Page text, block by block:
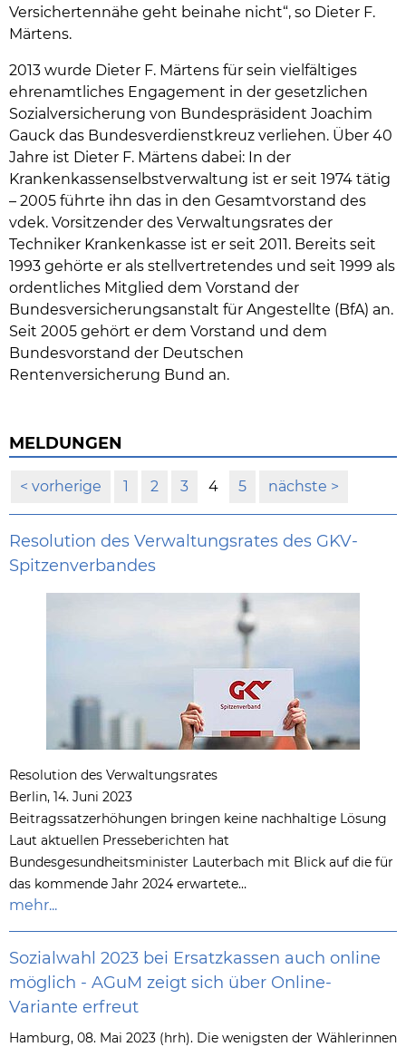
Versichertennähe geht beinahe nicht“, so Dieter F.
Märtens.
2013 wurde Dieter F. Märtens für sein vielfältiges
ehrenamtliches Engagement in der gesetzlichen
Sozialversicherung von Bundespräsident Joachim
Gauck das Bundesverdienstkreuz verliehen. Über 40
Jahre ist Dieter F. Märtens dabei: In der
Krankenkassenselbstverwaltung ist er seit 1974 tätig
– 2005 führte ihn das in den Gesamtvorstand des
vdek. Vorsitzender des Verwaltungsrates der
Techniker Krankenkasse ist er seit 2011. Bereits seit
1993 gehörte er als stellvertretendes und seit 1999 als
ordentliches Mitglied dem Vorstand der
Bundesversicherungsanstalt für Angestellte (BfA) an.
Seit 2005 gehört er dem Vorstand und dem
Bundesvorstand der Deutschen
Rentenversicherung Bund an.
MELDUNGEN
vorherige 1 2 3 4 5 nächste
Resolution des Verwaltungsrates des GKV-
Spitzenverbandes
Resolution des Verwaltungsrates
Berlin, 14. Juni 2023
Beitragssatzerhöhungen bringen keine nachhaltige Lösung
Laut aktuellen Presseberichten hat
Bundesgesundheitsminister Lauterbach mit Blick auf die für
das kommende Jahr 2024 erwartete…
mehr...
Sozialwahl 2023 bei Ersatzkassen auch online
möglich - AGuM zeigt sich über Online-
Variante erfreut
Hamburg, 08. Mai 2023 (hrh). Die wenigsten der Wählerinnen